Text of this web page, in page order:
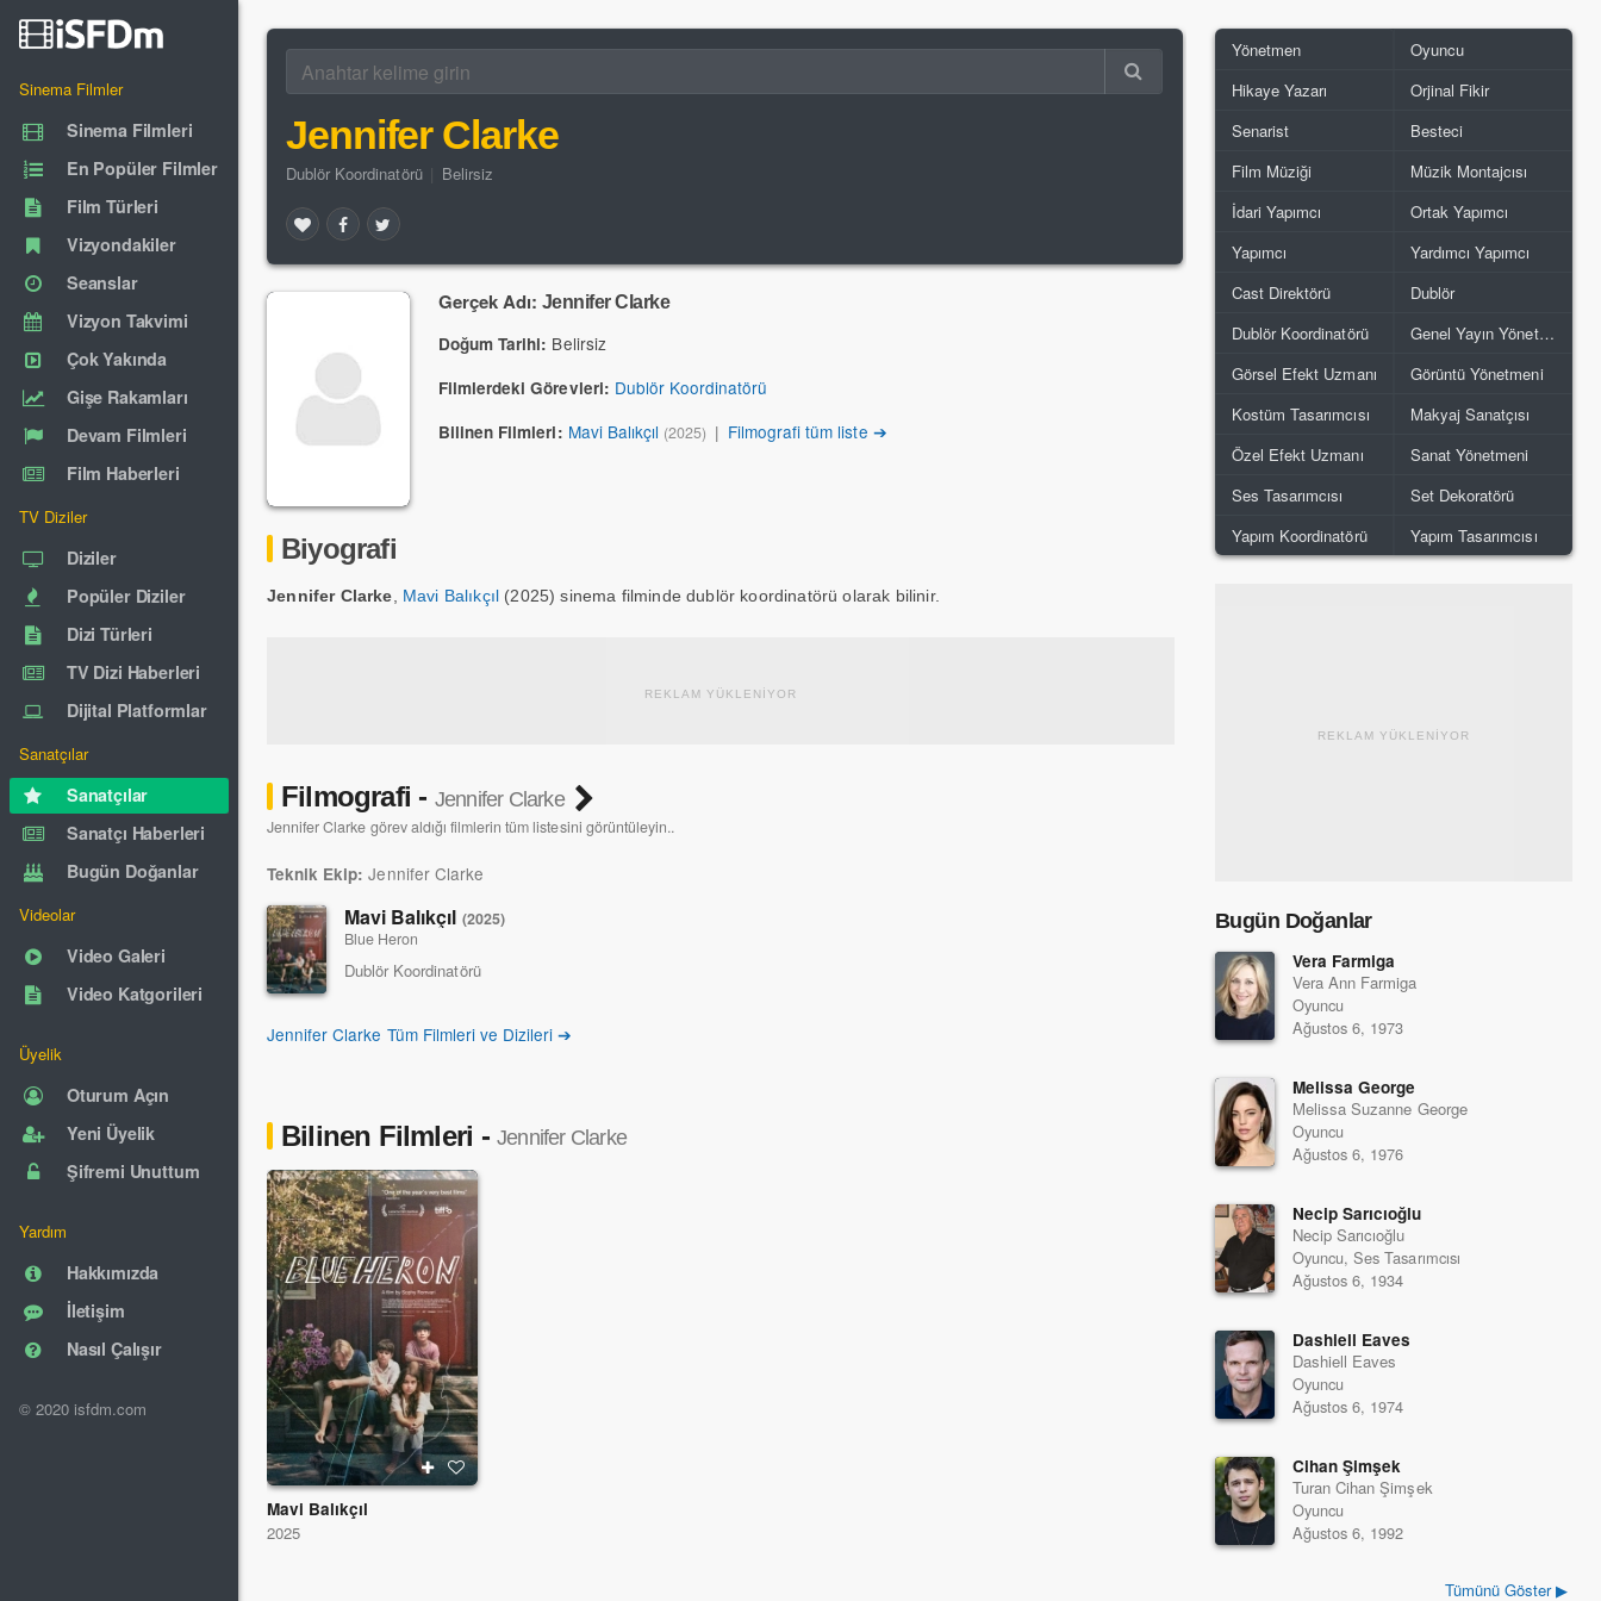
Sinema Filmler
Sinema Filmleri
En Popüler Filmler
Film Türleri
Vizyondakiler
Seanslar
Vizyon Takvimi
Çok Yakında
Gişe Rakamları
Devam Filmleri
Film Haberleri
TV Diziler
Diziler
Popüler Diziler
Dizi Türleri
TV Dizi Haberleri
Dijital Platformlar
Sanatçılar
Sanatçılar
Sanatçı Haberleri
Bugün Doğanlar
Videolar
Video Galeri
Video Katgorileri
Üyelik
Oturum Açın
Yeni Üyelik
Şifremi Unuttum
Yardım
Hakkımızda
İletişim
Nasıl Çalışır
© 2020 isfdm.com
Jennifer Clarke
Dublör Koordinatörü Belirsiz
Gerçek Adı: Jennifer Clarke
Doğum Tarihi: Belirsiz
Filmlerdeki Görevleri: Dublör Koordinatörü
Bilinen Filmleri: Mavi Balıkçıl (2025) | Filmografi tüm liste ➔
Biyografi
Jennifer Clarke Mavi Balıkçıl (2025) sinema filminde dublör koordinatörü olarak bilinir.
REKLAM YÜKLENİYOR
Filmografi - Jennifer Clarke
Jennifer Clarke görev aldığı filmlerin tüm listesini görüntüleyin..
Teknik Ekip: Jennifer Clarke
Mavi Balıkçıl (2025)
Blue Heron
Dublör Koordinatörü
Jennifer Clarke Tüm Filmleri ve Dizileri ➔
Bilinen Filmleri - Jennifer Clarke
Mavi Balıkçıl
2025
Yönetmen
Oyuncu
Hikaye Yazarı
Orjinal Fikir
Senarist
Besteci
Film Müziği
Müzik Montajcısı
İdari Yapımcı
Ortak Yapımcı
Yapımcı
Yardımcı Yapımcı
Cast Direktörü
Dublör
Dublör Koordinatörü
Genel Yayın Yönetmeni
Görsel Efekt Uzmanı
Görüntü Yönetmeni
Kostüm Tasarımcısı
Makyaj Sanatçısı
Özel Efekt Uzmanı
Sanat Yönetmeni
Ses Tasarımcısı
Set Dekoratörü
Yapım Koordinatörü
Yapım Tasarımcısı
REKLAM YÜKLENİYOR
Bugün Doğanlar
Vera Farmiga
Vera Ann Farmiga
Oyuncu
Ağustos 6, 1973
Melissa George
Melissa Suzanne George
Oyuncu
Ağustos 6, 1976
Necip Sarıcıoğlu
Necip Sarıcıoğlu
Oyuncu, Ses Tasarımcısı
Ağustos 6, 1934
Dashiell Eaves
Dashiell Eaves
Oyuncu
Ağustos 6, 1974
Cihan Şimşek
Turan Cihan Şimşek
Oyuncu
Ağustos 6, 1992
Tümünü Göster ▶